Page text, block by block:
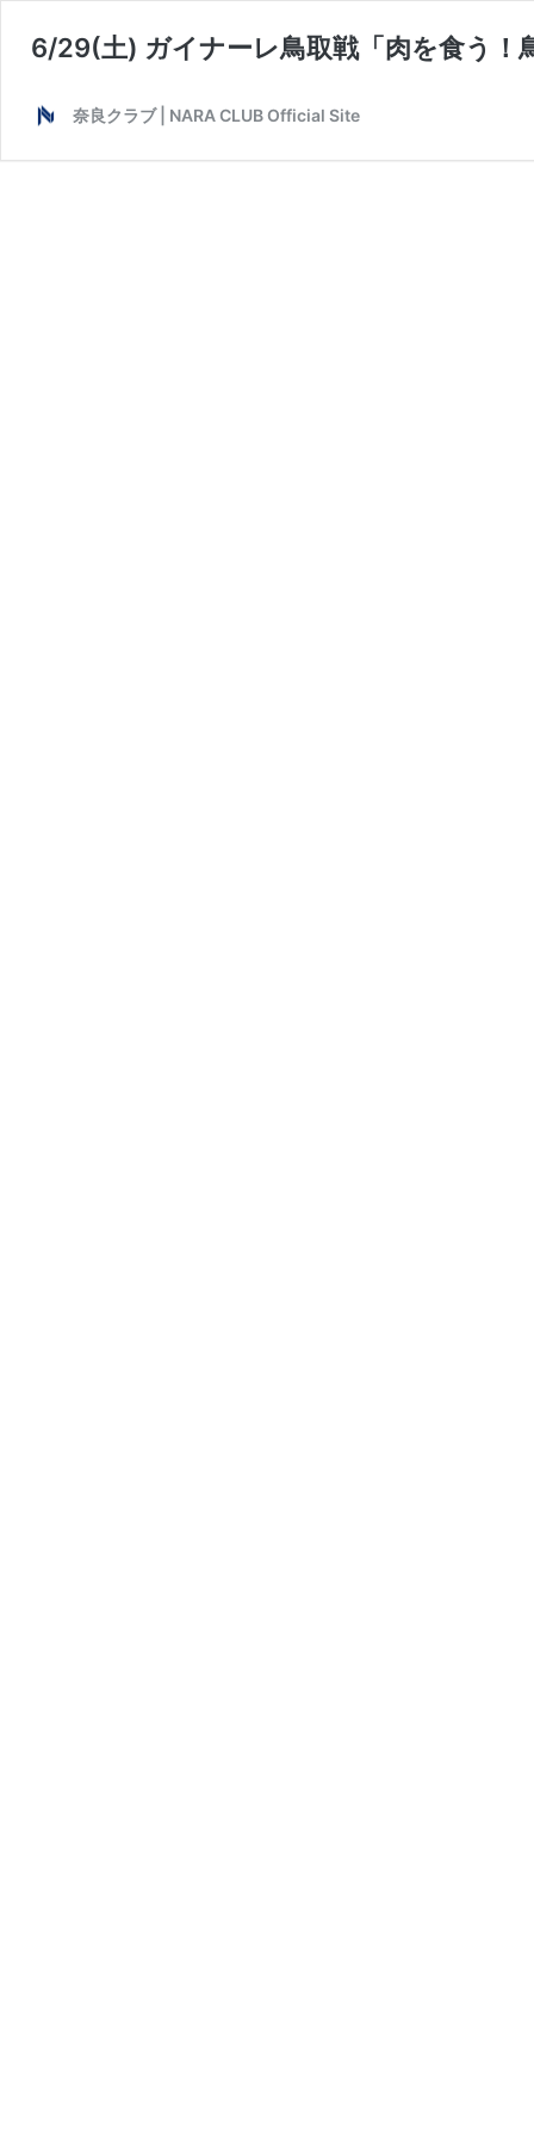
6/29(土) ガイナーレ鳥取戦「肉を食う！
奈良クラブ | NARA CLUB Official Site